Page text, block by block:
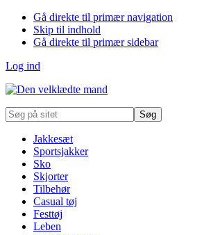
Gå direkte til primær navigation
Skip til indhold
Gå direkte til primær sidebar
Log ind
Søg
på
Jakkesæt
Sportsjakker
Sko
Skjorter
Tilbehør
Casual tøj
Festtøj
Leben